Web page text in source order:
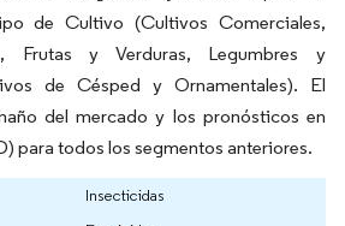
de Cultivo (Cultivos Comerciales,
Frutas y Verduras, Legumbres y
de Césped y Ornamentales). El
del mercado y los pronósticos en
para todos los segmentos anteriores.
Insecticidas